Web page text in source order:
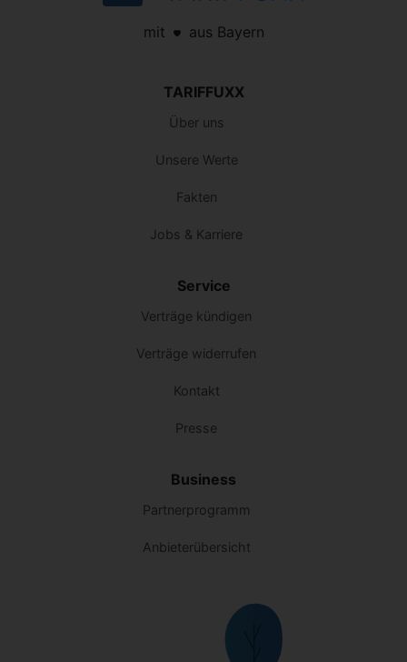
mit aus Bayern
TARIFFUXX
Über uns
Unsere Werte
Fakten
Jobs & Karriere
Service
Verträge kündigen
Verträge widerrufen
Kontakt
Presse
Business
Partnerprogramm
Anbieterübersicht